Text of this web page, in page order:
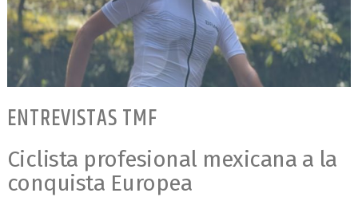
ENTREVISTAS TMF
Ciclista profesional mexicana a la
conquista Europea